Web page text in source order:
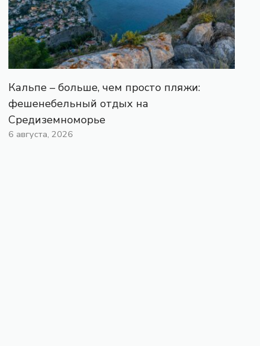
Кальпе – больше, чем просто пляжи:
фешенебельный отдых на
Средиземноморье
6 августа, 2026